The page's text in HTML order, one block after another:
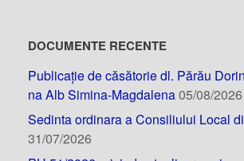
DOCUMENTE RECENTE
Publicație de căsătorie dl. Părău
na Alb Simina-Magdalena05/08/2026
Sedinta ordinara a Consiliului Local
31/07/2026